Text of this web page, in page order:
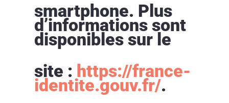
smartphone. Plus
d’informations sont
disponibles sur le
site : https://france-
identite.gouv.fr/.